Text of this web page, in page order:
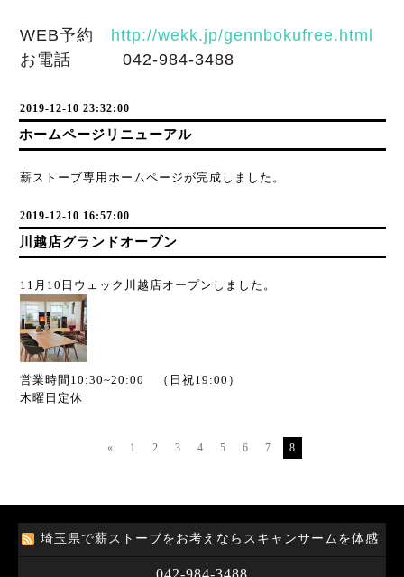
WEB予約 http://wekk.jp/gennbokufree.html
お電話　　　042-984-3488
2019-12-10 23:32:00
ホームページリニューアル
薪ストーブ専用ホームページが完成しました。
2019-12-10 16:57:00
川越店グランドオープン
11月10日ウェック川越店オープンしました。
営業時間10:30~20:00 （日祝19:00）
木曜日定休
« 1 2 3 4 5 6 7 8
埼玉県で薪ストーブをお考えならスキャンサームを体感